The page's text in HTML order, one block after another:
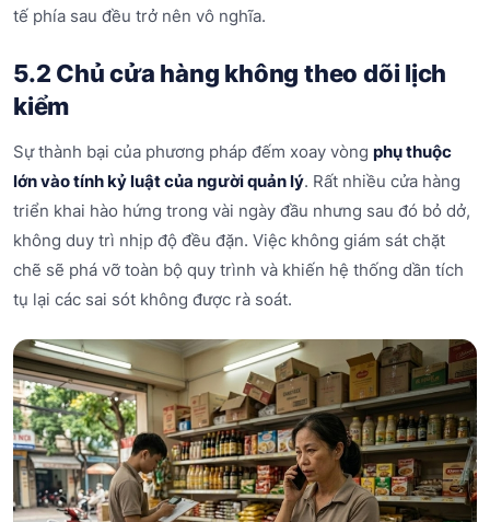
tế phía sau đều trở nên vô nghĩa.
5.2 Chủ cửa hàng không theo dõi lịch
kiểm
Sự thành bại của phương pháp đếm xoay vòng phụ thuộc
lớn vào tính kỷ luật của người quản lý. Rất nhiều cửa hàng
triển khai hào hứng trong vài ngày đầu nhưng sau đó bỏ dở,
không duy trì nhịp độ đều đặn. Việc không giám sát chặt
chẽ sẽ phá vỡ toàn bộ quy trình và khiến hệ thống dần tích
tụ lại các sai sót không được rà soát.